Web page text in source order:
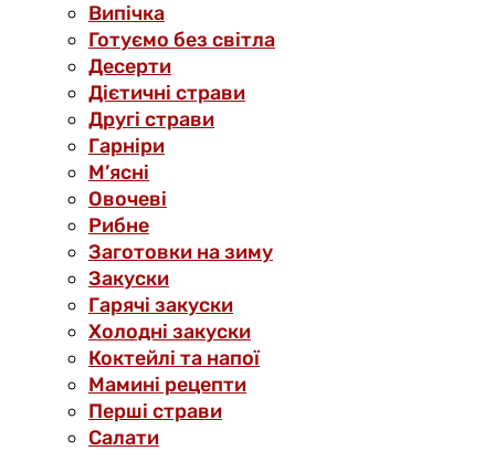
Випічка
Готуємо без світла
Десерти
Дієтичні страви
Другі страви
Гарніри
М’ясні
Овочеві
Рибне
Заготовки на зиму
Закуски
Гарячі закуски
Холодні закуски
Коктейлі та напої
Мамині рецепти
Перші страви
Салати